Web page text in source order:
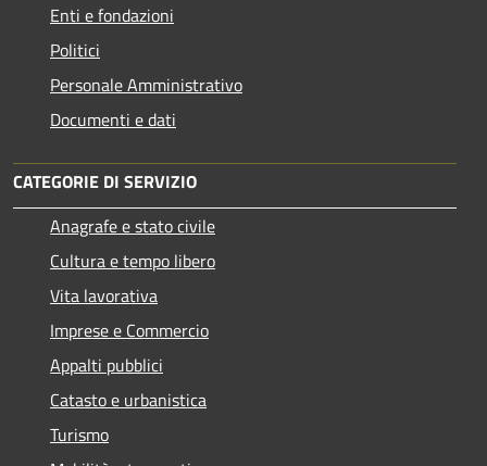
Enti e fondazioni
Politici
Personale Amministrativo
Documenti e dati
CATEGORIE DI SERVIZIO
Anagrafe e stato civile
Cultura e tempo libero
Vita lavorativa
Imprese e Commercio
Appalti pubblici
Catasto e urbanistica
Turismo